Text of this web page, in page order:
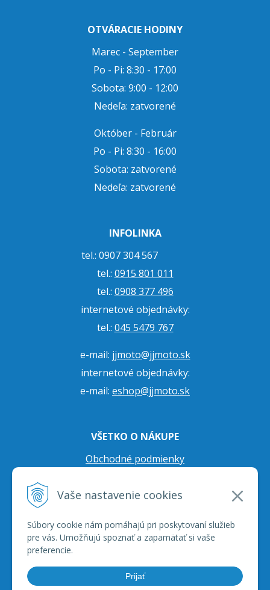
Vaše nastavenie cookies
Súbory cookie nám pomáhajú pri poskytovaní služieb
pre vás. Umožňujú spoznať a zapamätať si vaše
preferencie.
Prijať
OTVÁRACIE HODINY
Marec - September
Po - Pi: 8:30 - 17:00
Sobota: 9:00 - 12:00
Nedeľa: zatvorené
Október - Február
Po - Pi: 8:30 - 16:00
Sobota: zatvorené
Nedeľa: zatvorené
INFOLINKA
tel.: 0907 304 567
tel.: 0915 801 011
tel.: 0908 377 496
internetové objednávky:
tel.: 045 5479 767
e-mail: jjmoto@jjmoto.sk
internetové objednávky:
e-mail: eshop@jjmoto.sk
VŠETKO O NÁKUPE
Obchodné podmienky
Prepravné podmienky